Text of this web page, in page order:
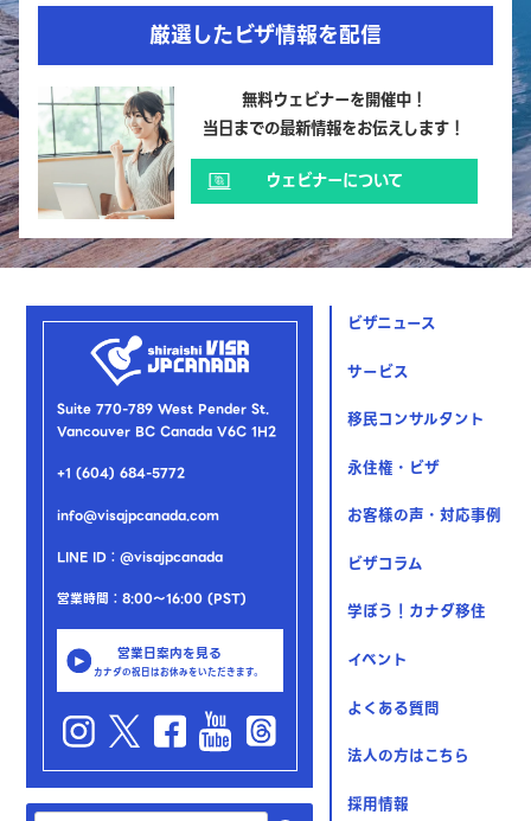
厳選したビザ情報を配信
無料ウェビナーを開催中！
当日までの最新情報をお伝えします！
ウェビナーについて
Suite 770-789 West Pender St.
Vancouver BC Canada V6C 1H2
+1 (604) 684-5772
info@visajpcanada.com
LINE ID：@visajpcanada
営業時間：8:00～16:00 (PST)
営業日案内を見る
カナダの祝日はお休みをいただきます。
ビザニュース
サービス
移民コンサルタント
永住権・ビザ
お客様の声・対応事例
ビザコラム
学ぼう！カナダ移住
イベント
よくある質問
法人の方はこちら
採用情報